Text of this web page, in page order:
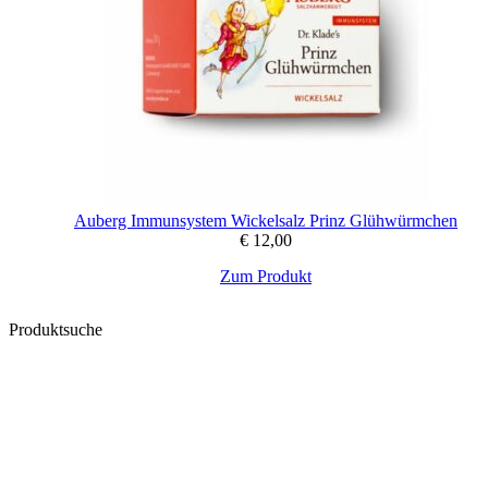
Auberg Immunsystem Wickelsalz Prinz Glühwürmchen
€ 12,00
Zum Produkt
Produktsuche